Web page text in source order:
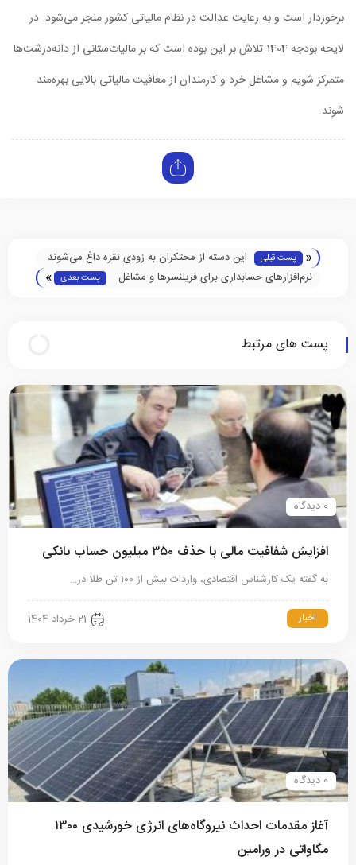
برخوردار است و به رعایت عدالت در نظام مالیاتی کشور منجر می‌شود. در
لایحه بودجه 1404 تلاش بر این بوده است که بر مالیات‌ستانی از دانه‌درشت‌ها
متمرکز شویم و مشاغل خرد و کارمندان از معافیت مالیاتی بالایی بهره‌مند
شوند.
« پست قبلی
این دسته از محتکران به زودی نقره داغ می‌شوند
نرم‌افزارهای حسابداری برای فریلنسرها و مشاغل
پست بعدی »
پست های مرتبط
0 دیدگاه
افزایش شفافیت مالی با حذف ۳۵۰ میلیون حساب بانکی
به گفته یک کارشناس اقتصادی، واردات بیش‌ از ۱۰۰ تن طلا در…
اخبار 21 خرداد 1404
0 دیدگاه
آغاز مقدمات احداث نیروگاه‌های انرژی خورشیدی ۱۳۰۰
مگاواتی در ورامین